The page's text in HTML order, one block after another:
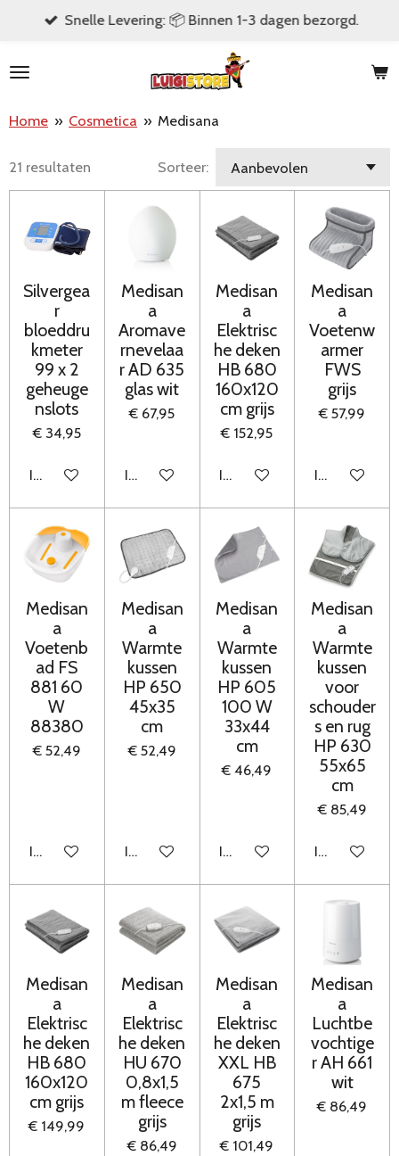
naar
hoofdinhoud
Snelle Levering: 📦 Binnen 1-3 dagen bezorgd.
Home » Cosmetica » Medisana
21 resultaten Sorteer:
Silvergea
r
bloeddru
kmeter
99 x 2
geheuge
nslots
€ 34,95
In winkelwagen
Medisan
a
Aromave
rnevelaa
r AD 635
glas wit
€ 67,95
In winkelwagen
Medisan
a
Elektrisc
he deken
HB 680
160x120
cm grijs
€ 152,95
In winkelwagen
Medisan
a
Voetenw
armer
FWS
grijs
€ 57,99
In
Medisan
a
Voetenb
ad FS
881 60
W
88380
€ 52,49
In winkelwagen
Medisan
a
Warmte
kussen
HP 650
45x35
cm
€ 52,49
In winkelwagen
Medisan
a
Warmte
kussen
HP 605
100 W
33x44
cm
€ 46,49
In winkelwagen
Medisan
a
Warmte
kussen
voor
schouder
s en rug
HP 630
55x65
cm
€ 85,49
In
Medisan
a
Elektrisc
he deken
HB 680
160x120
cm grijs
€ 149,99
Medisan
a
Elektrisc
he deken
HU 670
0,8x1,5
m fleece
grijs
€ 86,49
Medisan
a
Elektrisc
he deken
XXL HB
675
2x1,5 m
grijs
€ 101,49
Medisan
a
Luchtbe
vochtige
r AH 661
wit
€ 86,49